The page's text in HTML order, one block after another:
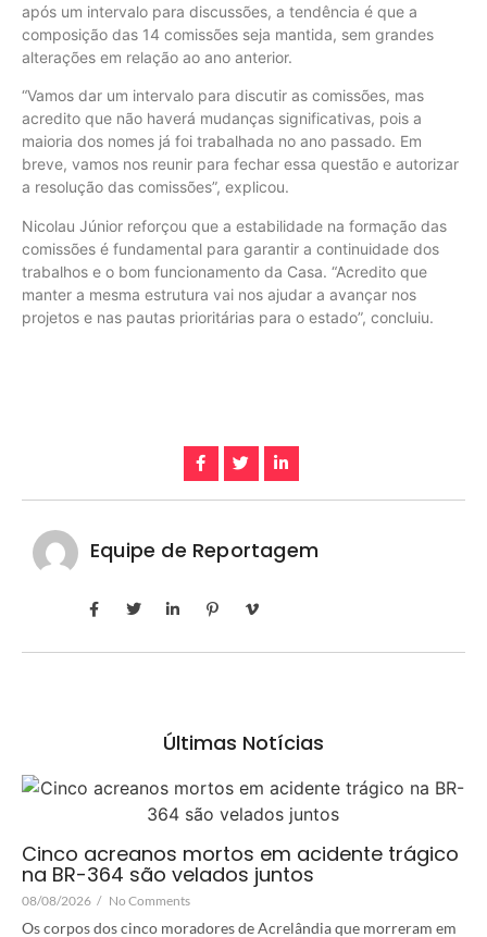
após um intervalo para discussões, a tendência é que a
composição das 14 comissões seja mantida, sem grandes
alterações em relação ao ano anterior.
“Vamos dar um intervalo para discutir as comissões, mas
acredito que não haverá mudanças significativas, pois a
maioria dos nomes já foi trabalhada no ano passado. Em
breve, vamos nos reunir para fechar essa questão e autorizar
a resolução das comissões”, explicou.
Nicolau Júnior reforçou que a estabilidade na formação das
comissões é fundamental para garantir a continuidade dos
trabalhos e o bom funcionamento da Casa. “Acredito que
manter a mesma estrutura vai nos ajudar a avançar nos
projetos e nas pautas prioritárias para o estado”, concluiu.
Equipe de Reportagem
Últimas Notícias
Cinco acreanos mortos em acidente trágico
na BR-364 são velados juntos
08/08/2026 / No Comments
Os corpos dos cinco moradores de Acrelândia que morreram em